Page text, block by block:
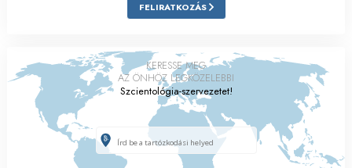
FELIRATKOZÁS
KERESSE MEG
AZ ÖNHÖZ LEGKÖZELEBBI
Szcientológia-szervezetet!